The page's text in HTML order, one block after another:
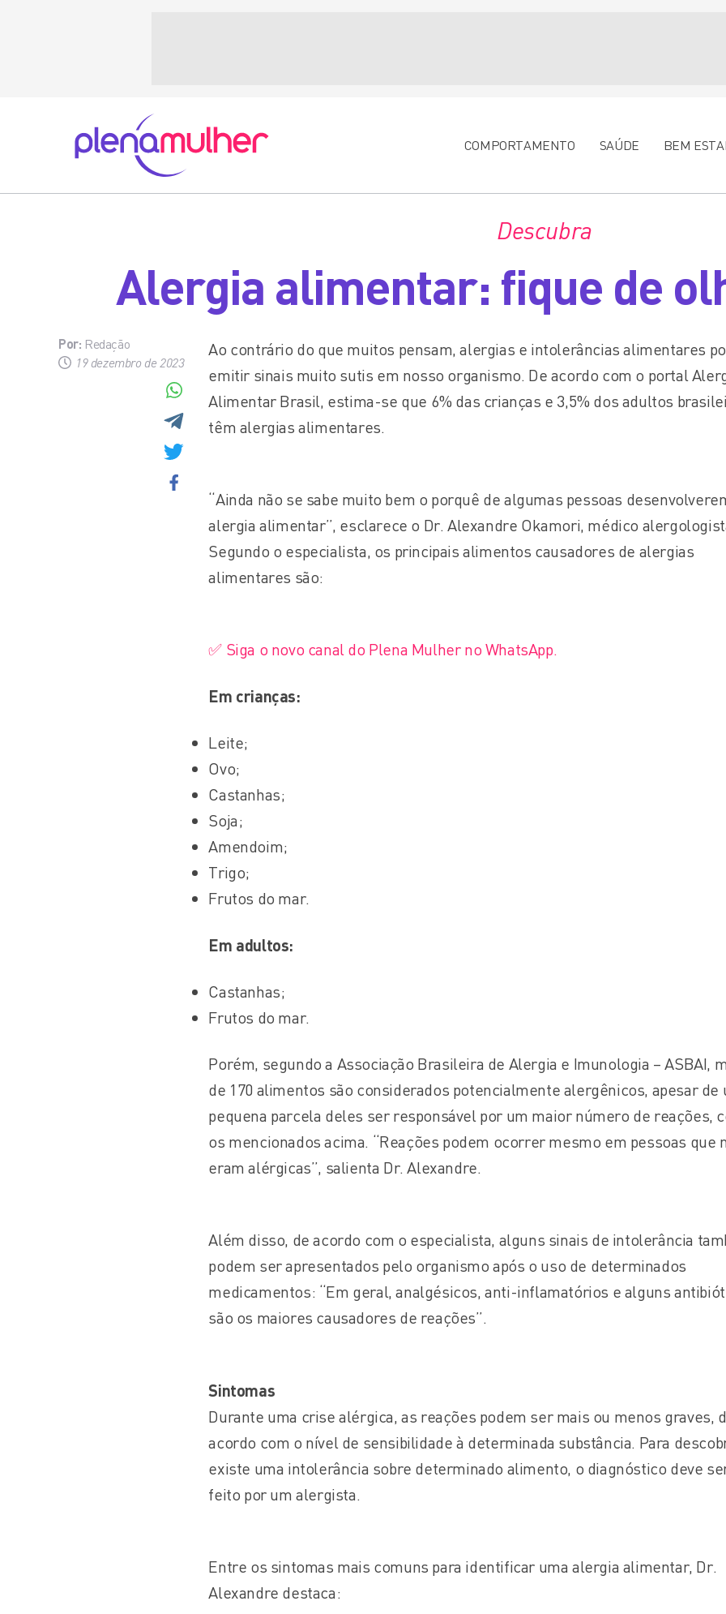
COMPORTAMENTO SAÚDE BEM
Descubra
Alergia alimentar: fique de
Por: Redação
19 dezembro de 2023
Ao contrário do que muitos pensam, alergias e intolerâncias alimentares
emitir sinais muito sutis em nosso organismo. De acordo com o portal
Alimentar Brasil, estima-se que 6% das crianças e 3,5% dos adultos
têm alergias alimentares.
“Ainda não se sabe muito bem o porquê de algumas pessoas
alergia alimentar”, esclarece o Dr. Alexandre Okamori, médico
Segundo o especialista, os principais alimentos causadores de alergias
alimentares são:
✅ Siga o novo canal do Plena Mulher no WhatsApp.
Em crianças:
Leite;
Ovo;
Castanhas;
Soja;
Amendoim;
Trigo;
Frutos do mar.
Em adultos:
Castanhas;
Frutos do mar.
Porém, segundo a Associação Brasileira de Alergia e Imunologia – ASBAI,
de 170 alimentos são considerados potencialmente alergênicos, apesar de
pequena parcela deles ser responsável por um maior número de reações,
os mencionados acima. “Reações podem ocorrer mesmo em pessoas que
eram alérgicas”, salienta Dr. Alexandre.
Além disso, de acordo com o especialista, alguns sinais de intolerância
podem ser apresentados pelo organismo após o uso de determinados
medicamentos: “Em geral, analgésicos, anti-inflamatórios e alguns
são os maiores causadores de reações”.
Sintomas
Durante uma crise alérgica, as reações podem ser mais ou menos graves,
acordo com o nível de sensibilidade à determinada substância. Para
existe uma intolerância sobre determinado alimento, o diagnóstico deve
feito por um alergista.
Entre os sintomas mais comuns para identificar uma alergia alimentar, Dr.
Alexandre destaca: